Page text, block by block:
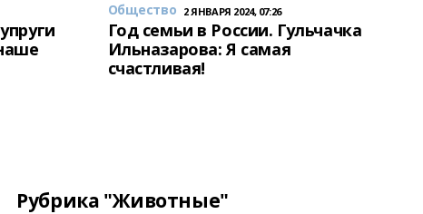
Общество 2 ЯНВАРЯ 2024, 07:26
Год семьи в России. Гульчачка
Ильназарова: Я самая
счастливая!
Рубрика "Животные"